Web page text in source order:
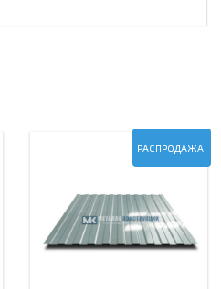
РАСПРОДАЖА!